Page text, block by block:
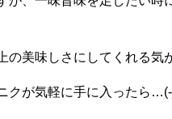
の美味しさにしてくれる気
クが気軽に手に入ったら